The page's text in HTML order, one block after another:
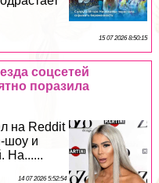
15 07 2026 8:50:15
соцсетей
поразила
на Reddit
шоу и
На......
14 07 2026 5:52:54